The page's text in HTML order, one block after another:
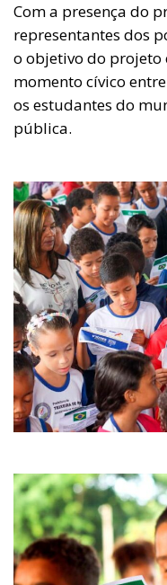
Com a presença do
representantes dos
o objetivo do projeto
momento cívico
os estudantes do
pública.